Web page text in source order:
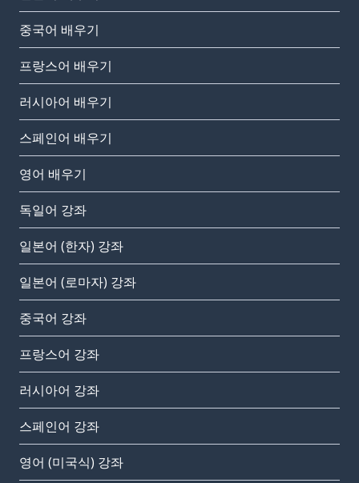
중국어 배우기
프랑스어 배우기
러시아어 배우기
스페인어 배우기
영어 배우기
독일어 강좌
일본어 (한자) 강좌
일본어 (로마자) 강좌
중국어 강좌
프랑스어 강좌
러시아어 강좌
스페인어 강좌
영어 (미국식) 강좌